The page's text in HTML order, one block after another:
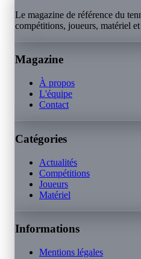
Le magazine de référence du
compétitions, joueurs, matériel
Magazine
À propos
L'équipe
Contact
Catégories
Actualités
Compétitions
Joueurs
Matériel
Informations
Mentions légales